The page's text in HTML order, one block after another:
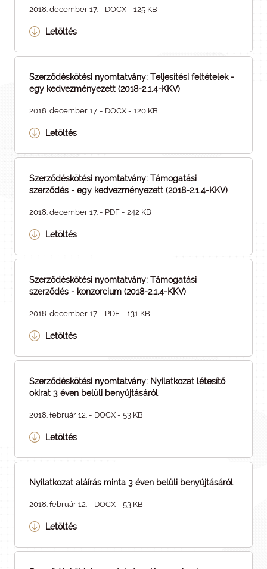
2018. december 17. - DOCX - 125 KB
Letöltés
Szerződéskötési nyomtatvány: Teljesítési feltételek -
egy kedvezményezett (2018-2.1.4-KKV)
2018. december 17. - DOCX - 120 KB
Letöltés
Szerződéskötési nyomtatvány: Támogatási
szerződés - egy kedvezményezett (2018-2.1.4-KKV)
2018. december 17. - PDF - 242 KB
Letöltés
Szerződéskötési nyomtatvány: Támogatási
szerződés - konzorcium (2018-2.1.4-KKV)
2018. december 17. - PDF - 131 KB
Letöltés
Szerződéskötési nyomtatvány: Nyilatkozat létesítő
okirat 3 éven belüli benyújtásáról
2018. február 12. - DOCX - 53 KB
Letöltés
Nyilatkozat aláírás minta 3 éven belüli benyújtásáról
2018. február 12. - DOCX - 53 KB
Letöltés